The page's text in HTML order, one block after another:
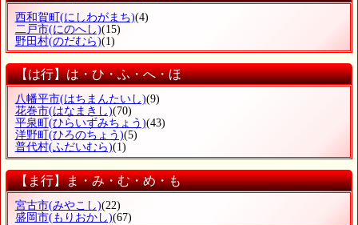
西和賀町(にしわがまち)(4)
二戸市(にのへし)(15)
野田村(のだむら)(1)
【は行】は・ひ・ふ・へ・ほ
八幡平市(はちまんたいし)(9)
花巻市(はなまきし)(70)
平泉町 (ひらいずみちょう)(43)
洋野町 (ひろのちょう)(5)
普代村(ふだいむら)(1)
【ま行】ま・み・む・め・も
宮古市(みやこし)(22)
盛岡市(もりおかし)(67)